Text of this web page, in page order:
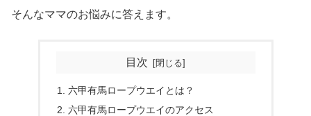
そんなママのお悩みに答えます。
目次
六甲有馬ロープウエイとは？
六甲有馬ロープウエイのアクセス